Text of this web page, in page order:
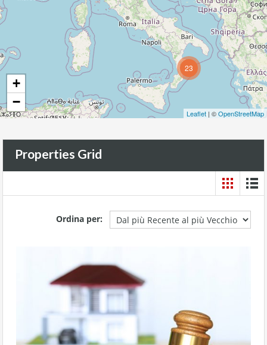
23
+
−
Leaflet | ©OpenStreetMap
Properties Grid
Ordina per: